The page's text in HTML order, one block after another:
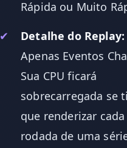
Rápida ou Muito
✔
Detalhe do Replay:
Apenas Eventos
Sua CPU ficará
sobrecarregada se
que renderizar cada
rodada de uma